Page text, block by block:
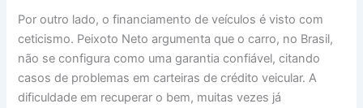
Por outro lado, o financiamento de veículos é visto com
ceticismo. Peixoto Neto argumenta que o carro, no Brasil,
não se configura como uma garantia confiável, citando
casos de problemas em carteiras de crédito veicular. A
dificuldade em recuperar o bem, muitas vezes já